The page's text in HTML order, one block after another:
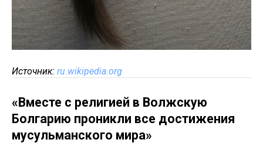
Источник: ru.wikipedia.org
«Вместе с религией в Волжскую
Болгарию проникли все достижения
мусульманского мира»